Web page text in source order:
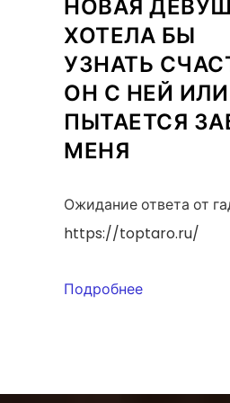
НОВАЯ
ХОТЕЛА БЫ
УЗНАТЬ
ОН С НЕЙ ИЛИ
ПЫТАЕТСЯ
МЕНЯ
Ожидание ответа от
https://toptaro.ru/
Подробнее